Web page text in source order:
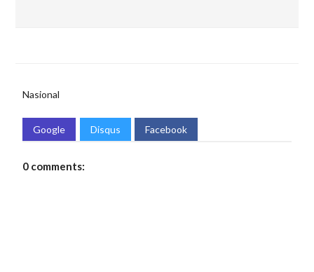
Nasional
Google Disqus Facebook
0 comments: